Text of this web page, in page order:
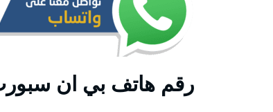
رقم هاتف بي ان